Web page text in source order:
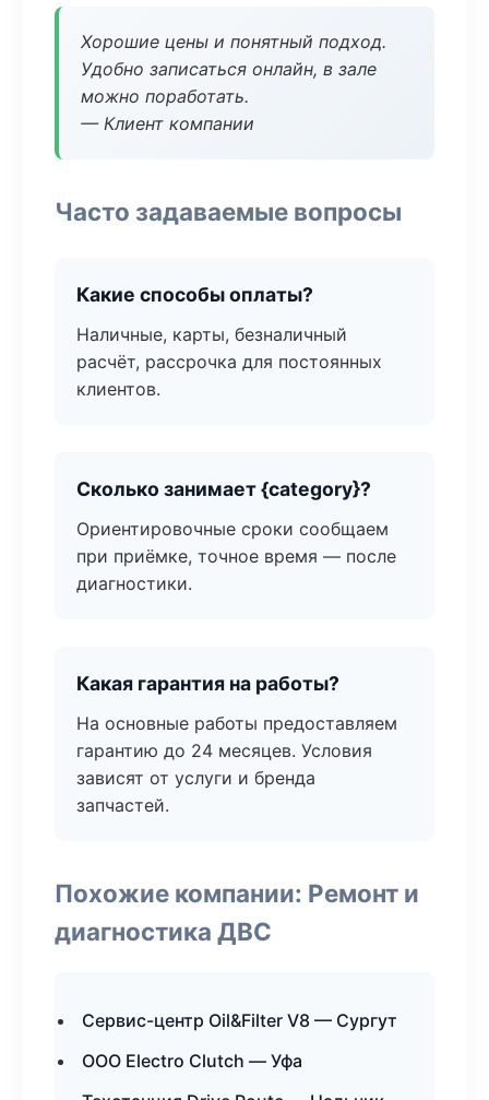
Хорошие цены и понятный подход.
Удобно записаться онлайн, в зале
можно поработать.
— Клиент компании
Часто задаваемые вопросы
Какие способы оплаты?
Наличные, карты, безналичный
расчёт, рассрочка для постоянных
клиентов.
Сколько занимает {category}?
Ориентировочные сроки сообщаем
при приёмке, точное время — после
диагностики.
Какая гарантия на работы?
На основные работы предоставляем
гарантию до 24 месяцев. Условия
зависят от услуги и бренда
запчастей.
Похожие компании: Ремонт и
диагностика ДВС
Сервис-центр Oil&Filter V8 — Сургут
ООО Electro Clutch — Уфа